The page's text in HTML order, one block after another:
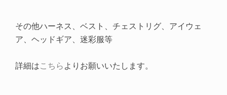
その他ハーネス、ベスト、チェストリグ、アイウェ
ア、ヘッドギア、迷彩服等
詳細はこちら よりお願いいたします。